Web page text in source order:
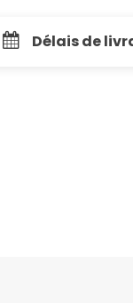
Délais de